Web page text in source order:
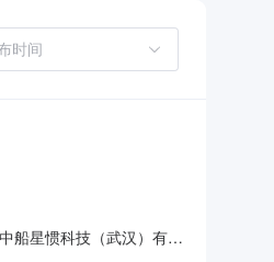
船星惯科技（武汉）有限